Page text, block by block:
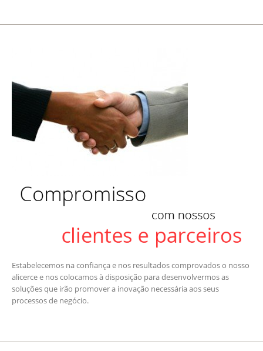
Estabelecemos na confiança e nos resultados comprovados o nosso
alicerce e nos colocamos à disposição para desenvolvermos as
soluções que irão promover a inovação necessária aos seus
processos de negócio.